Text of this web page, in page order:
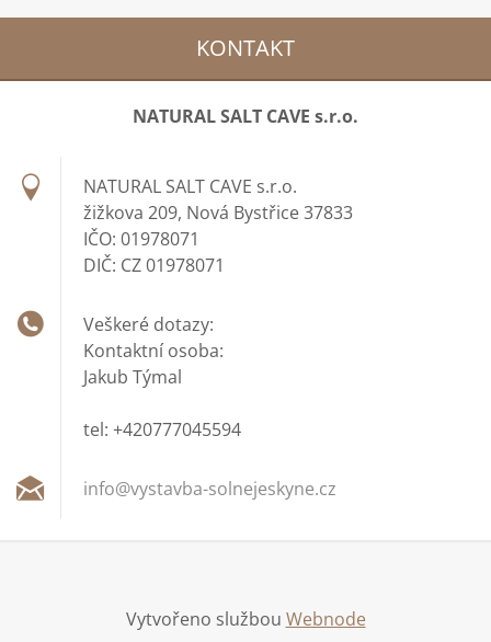
KONTAKT
NATURAL SALT CAVE s.r.o.
NATURAL SALT CAVE s.r.o.
žižkova 209, Nová Bystřice 37833
IČO: 01978071
DIČ: CZ 01978071
Veškeré dotazy:
Kontaktní osoba:
Jakub Týmal
tel: +420777045594
info@vystavba-solnejeskyne.cz
Vytvořeno službou Webnode